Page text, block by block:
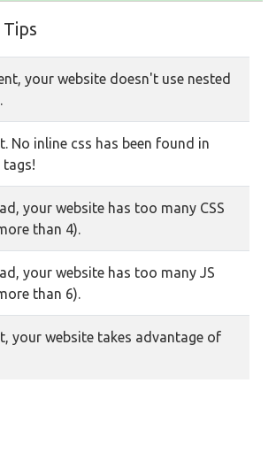
your website doesn't use nested
No inline css has been found in
tags!
your website has too many CSS
than 4).
your website has too many JS
than 6).
your website takes advantage of